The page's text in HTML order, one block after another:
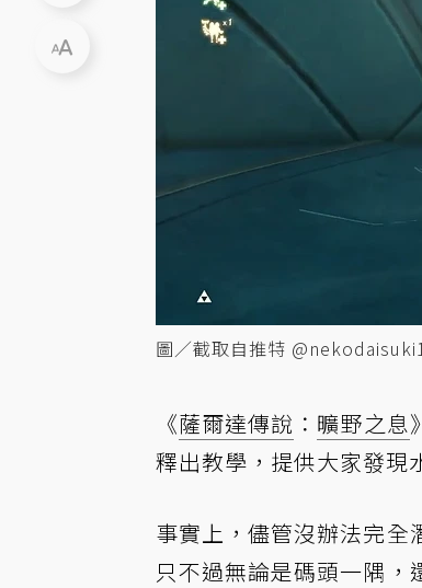
圖／截取自推特
《薩爾達傳說 ： 曠野之息
釋出教學，提供大家發現
事實上，儘管沒辦法完全
只不過無論是碼頭一隅